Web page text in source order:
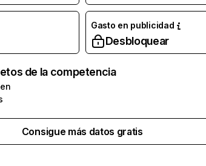
Gasto en publicidad
Desbloquear
de la competencia
Consigue más datos gratis